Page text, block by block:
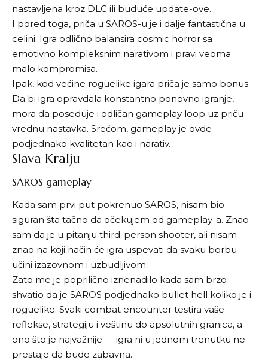
nastavljena kroz DLC ili buduće update-ove.
I pored toga, priča u SAROS-u je i dalje fantastična u
celini. Igra odlično balansira cosmic horror sa
emotivno kompleksnim narativom i pravi veoma
malo kompromisa.
Ipak, kod većine roguelike igara priča je samo bonus.
Da bi igra opravdala konstantno ponovno igranje,
mora da poseduje i odličan gameplay loop uz priču
vrednu nastavka. Srećom, gameplay je ovde
podjednako kvalitetan kao i narativ.
Slava Kralju
SAROS gameplay
Kada sam prvi put pokrenuo SAROS, nisam bio
siguran šta tačno da očekujem od gameplay-a. Znao
sam da je u pitanju third-person shooter, ali nisam
znao na koji način će igra uspevati da svaku borbu
učini izazovnom i uzbudljivom.
Zato me je poprilično iznenadilo kada sam brzo
shvatio da je SAROS podjednako bullet hell koliko je i
roguelike. Svaki combat encounter testira vaše
reflekse, strategiju i veštinu do apsolutnih granica, a
ono što je najvažnije — igra ni u jednom trenutku ne
prestaje da bude zabavna.